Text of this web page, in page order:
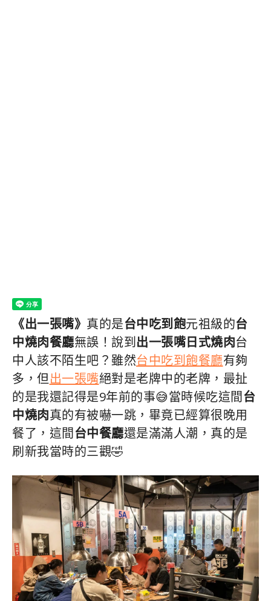
《出一張嘴》 真的是台中吃到飽元祖級的台
中燒肉餐廳無誤！說到出一張嘴日式燒肉台
中人該不陌生吧？雖然台中吃到飽餐廳有夠
多，但出一張嘴絕對是老牌中的老牌，最扯
的是我還記得是9年前的事😅當時候吃這間 台
中燒肉真的有被嚇一跳，畢竟已經算很晚用
餐了，這間 台中餐廳還是滿滿人潮，真的是
刷新我當時的三觀🤣